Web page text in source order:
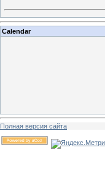
Calendar
Полная версия сайта